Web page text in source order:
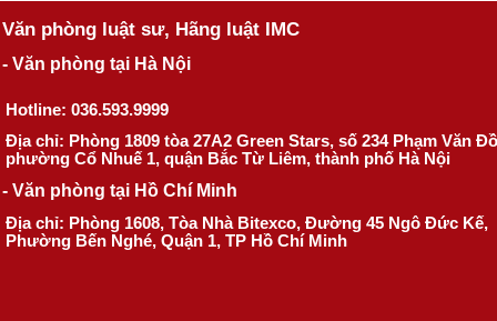
Văn phòng luật sư, Hãng luật IMC
- Văn phòng tại Hà Nội
Hotline: 036.593.9999
Địa chỉ: Phòng 1809 tòa 27A2 Green Stars, số 234 Phạm Văn
phường Cổ Nhuế 1, quận Bắc Từ Liêm, thành phố Hà Nội
- Văn phòng tại Hồ Chí Minh
Địa chỉ: Phòng 1608, Tòa Nhà Bitexco, Đường 45 Ngô Đức Kế,
Phường Bến Nghé, Quận 1, TP Hồ Chí Minh